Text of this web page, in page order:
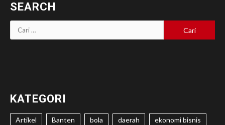
SEARCH
Cari
untuk:
KATEGORI
Artikel Banten bola daerah ekonomi bisnis